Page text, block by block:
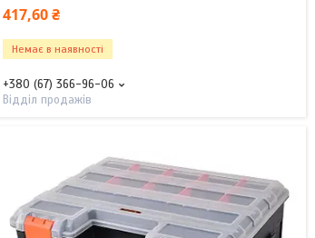
417,60 ₴
Немає в наявності
+380 (67) 366-96-06
Відділ продажів